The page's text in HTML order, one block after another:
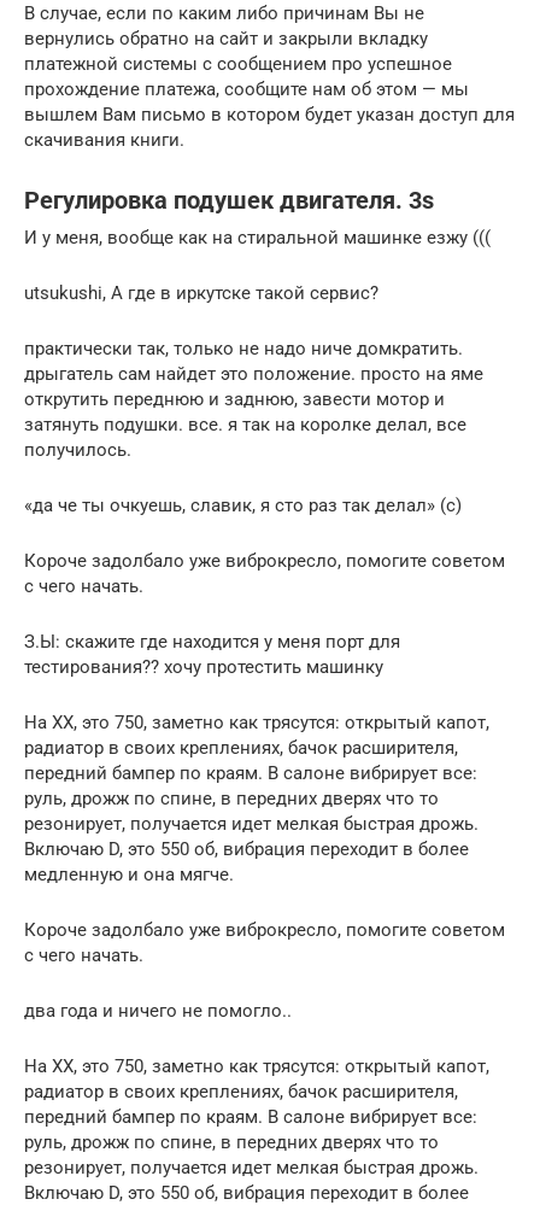
В случае, если по каким либо причинам Вы не
вернулись обратно на сайт и закрыли вкладку
платежной системы с сообщением про успешное
прохождение платежа, сообщите нам об этом — мы
вышлем Вам письмо в котором будет указан доступ для
скачивания книги.
Регулировка подушек двигателя. 3s
И у меня, вообще как на стиральной машинке езжу (((
utsukushi, А где в иркутске такой сервис?
практически так, только не надо ниче домкратить.
дрыгатель сам найдет это положение. просто на яме
открутить переднюю и заднюю, завести мотор и
затянуть подушки. все. я так на королке делал, все
получилось.
«да че ты очкуешь, славик, я сто раз так делал» (с)
Короче задолбало уже виброкресло, помогите советом
с чего начать.
З.Ы: скажите где находится у меня порт для
тестирования?? хочу протестить машинку
На ХХ, это 750, заметно как трясутся: открытый капот,
радиатор в своих креплениях, бачок расширителя,
передний бампер по краям. В салоне вибрирует все:
руль, дрожж по спине, в передних дверях что то
резонирует, получается идет мелкая быстрая дрожь.
Включаю D, это 550 об, вибрация переходит в более
медленную и она мягче.
Короче задолбало уже виброкресло, помогите советом
с чего начать.
два года и ничего не помогло..
На ХХ, это 750, заметно как трясутся: открытый капот,
радиатор в своих креплениях, бачок расширителя,
передний бампер по краям. В салоне вибрирует все:
руль, дрожж по спине, в передних дверях что то
резонирует, получается идет мелкая быстрая дрожь.
Включаю D, это 550 об, вибрация переходит в более